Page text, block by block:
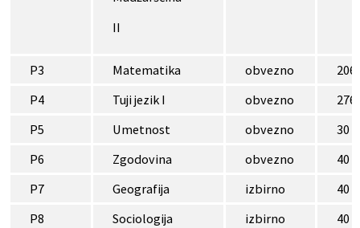
II
P3 Matematika obvezno
206
P4
Tuji jezik I obvezno
276
P5
Umetnost obvezno
30
P6
Zgodovina obvezno
40
P7
Geografija izbirno
40
P8
Sociologija izbirno
40